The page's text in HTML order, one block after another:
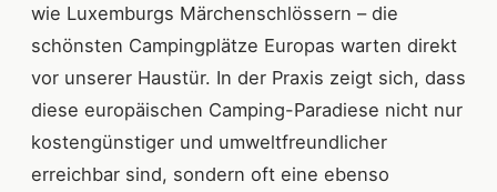
wie Luxemburgs Märchenschlössern – die
schönsten Campingplätze Europas warten direkt
vor unserer Haustür. In der Praxis zeigt sich, dass
diese europäischen Camping-Paradiese nicht nur
kostengünstiger und umweltfreundlicher
erreichbar sind, sondern oft eine ebenso